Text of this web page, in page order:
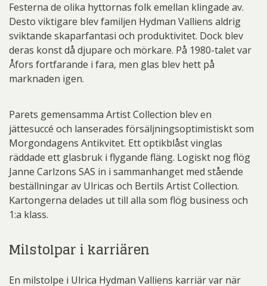
Festerna de olika hyttornas folk emellan klingade av.
Desto viktigare blev familjen Hydman Valliens aldrig
sviktande skaparfantasi och produktivitet. Dock blev
deras konst då djupare och mörkare. På 1980-talet var
Åfors fortfarande i fara, men glas blev hett på
marknaden igen.
Parets gemensamma Artist Collection blev en
jättesuccé och lanserades försäljningsoptimistiskt som
Morgondagens Antikvitet. Ett optikblåst vinglas
räddade ett glasbruk i flygande fläng. Logiskt nog flög
Janne Carlzons SAS in i sammanhanget med stående
beställningar av Ulricas och Bertils Artist Collection.
Kartongerna delades ut till alla som flög business och
1:a klass.
Milstolpar i karriären
En milstolpe i Ulrica Hydman Valliens karriär var när